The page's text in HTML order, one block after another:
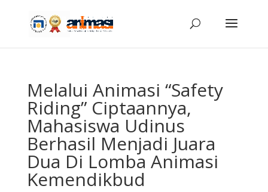
Melalui Animasi “Safety
Riding” Ciptaannya,
Mahasiswa Udinus
Berhasil Menjadi Juara
Dua Di Lomba Animasi
Kemendikbud